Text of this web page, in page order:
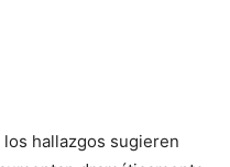
hallazgos sugieren